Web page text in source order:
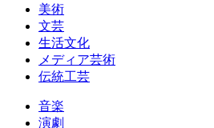
美術
文芸
生活文化
メディア芸術
伝統工芸
音楽
演劇